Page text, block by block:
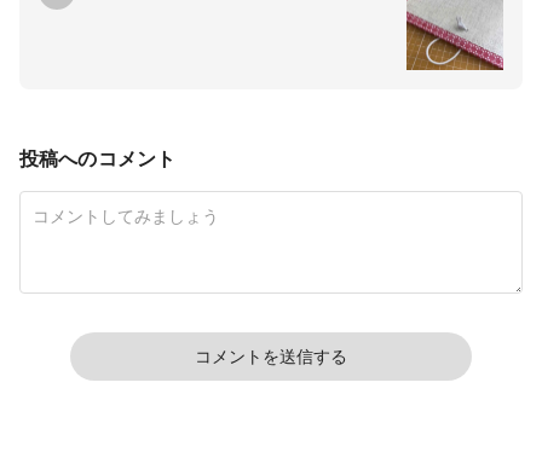
投稿へのコメント
コメントを送信する